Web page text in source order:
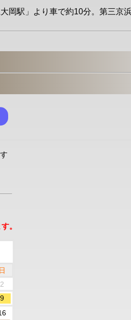
岡駅」より車で約10分。第三京
。
日
2
9